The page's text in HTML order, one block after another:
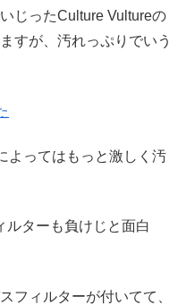
じったCulture Vultureの
すが、汚れっぷりでいう
よってはもっと激しく汚
ルターも負けじと面白
フィルターが付いてて、